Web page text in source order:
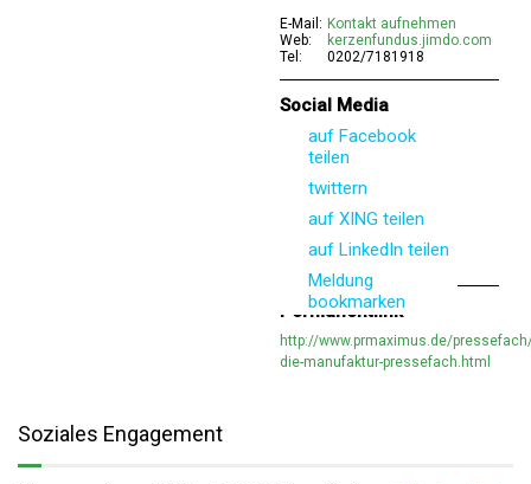
E-Mail: Kontakt aufnehmen
Web:
kerzenfundus.jimdo.com
Tel:
0202/7181918
Social Media
auf Facebook
teilen
twittern
auf XING teilen
auf LinkedIn teilen
Meldung
bookmarken
Permanentlink
http://www.prmaximus.de/
die-manufaktur-pressefach.html
Soziales Engagement